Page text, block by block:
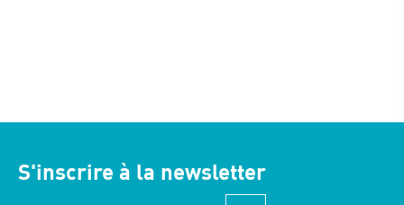
S'inscrire à la newsletter